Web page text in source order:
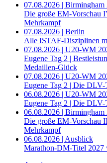
07.08.2026 | Birmingham
Die große EM-Vorschau
Mehrkampf
07.08.2026 | Berlin
Alle ISTAF-Disziplinen
07.08.2026 | U20-WM
Eugene Tag 2 |
Medaillen-Glück
07.08.2026 | U20-WM
Eugene Tag 2 | Die DLV-
06.08.2026 | U20-WM
Eugene Tag 2 | Die DLV-
06.08.2026 | Birmingham
Die große EM-Vorschau
Mehrkampf
06.08.2026 | Ausblick
Marathon-DM-Titel 2027